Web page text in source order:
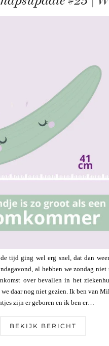
tijd ging wel erg snel, dat dan
al hebben we zondag
over bevallen in het
daar nog niet gezien. Ik ben van
zijn er geboren en ik ben er…
BEKIJK BERICHT